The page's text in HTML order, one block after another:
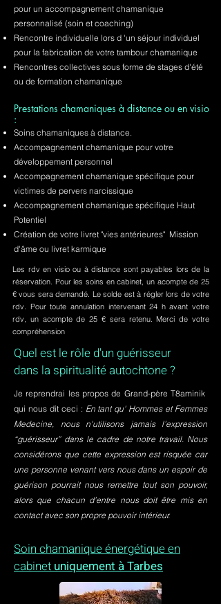
pour un accompagnement chamanique
personnalisé (soin et coaching)
Rencontre individuelle lors d 'un séjour individuel
pour la fabrication de votre tambour chamanique
Rencontres collectives sous forme de stages d'été
ou de formation chamanique
Prestations chamaniques à distance ou en visio
:
Soins chamaniques à distance.
Accompagnement chamanique pour votre
développement personnel
Accompagnement chamanique spécifique pour
victimes de pervers narcissique
Accompagnement chamanique spécifique Haut
Potentiel
Création de votre livret "vies antérieures" Mission
d'âme ou livret karmique
Les rdv en visio ou à distance sont payables lors de la
réservation. Pour les soins en cabinet, un acompte de 25
€ vous sera demandé. Le solde est à régler lors de votre
rdv. Pour toute annulation intervenant 24 h avant votre
rdv, un acompte de 25 € sera retenu. Merci de votre
compréhension
Quel est le rôle d'un guérisseur
dans la spiritualité autochtone ?
Je reprendrai les propos de Grand-père T8aminik
qui nous dit ceci : En tant qu' Hommes et Femmes
Medecine, nous n'utilisons jamais l’expression
“guérisseur” dans le cadre de notre travail. Nous
considérons que cette expression est risquée car
une personne venant vers nous dans un espoir de
guérison pourrait nous remettre tout son pouvoir,
alors que chacun d’entre nous doit être mis en
contact avec son propre pouvoir intérieur.
Soin chamanique énergétique en
cabinet uniquement à Tarbes